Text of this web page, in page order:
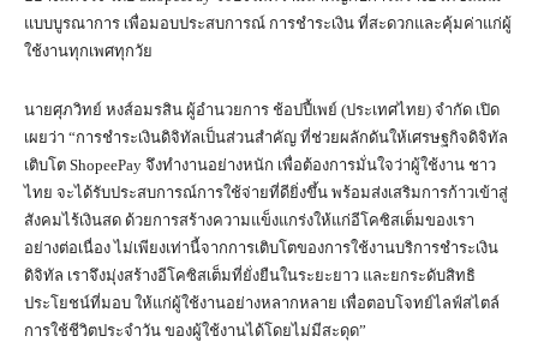
แบบบูรณาการ เพื่อมอบประสบการณ์ การชำระเงิน ที่สะดวกและคุ้มค่าแก่ผู้
ใช้งานทุกเพศทุกวัย
นายศุภวิทย์ หงส์อมรสิน ผู้อำนวยการ ช้อปปี้เพย์ (ประเทศไทย) จำกัด เปิด
เผยว่า “การชำระเงินดิจิทัลเป็นส่วนสำคัญ ที่ช่วยผลักดันให้เศรษฐกิจดิจิทัล
เติบโต ShopeePay จึงทำงานอย่างหนัก เพื่อต้องการมั่นใจว่าผู้ใช้งาน ชาว
ไทย จะได้รับประสบการณ์การใช้จ่ายที่ดียิ่งขึ้น พร้อมส่งเสริมการก้าวเข้าสู่
สังคมไร้เงินสด ด้วยการสร้างความแข็งแกร่งให้แก่อีโคซิสเต็มของเรา
อย่างต่อเนื่อง ไม่เพียงเท่านี้จากการเติบโตของการใช้งานบริการชำระเงิน
ดิจิทัล เราจึงมุ่งสร้างอีโคซิสเต็มที่ยั่งยืนในระยะยาว และยกระดับสิทธิ
ประโยชน์ที่มอบ ให้แก่ผู้ใช้งานอย่างหลากหลาย เพื่อตอบโจทย์ไลฟ์สไตล์
การใช้ชีวิตประจำวัน ของผู้ใช้งานได้โดยไม่มีสะดุด”